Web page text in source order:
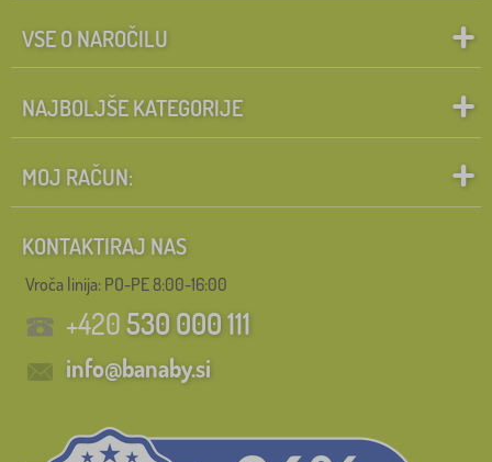
VSE O NAROČILU
NAJBOLJŠE KATEGORIJE
MOJ RAČUN:
KONTAKTIRAJ NAS
Vroča linija: PO-PE 8:00-16:00
+420530 000 111
info@banaby.si